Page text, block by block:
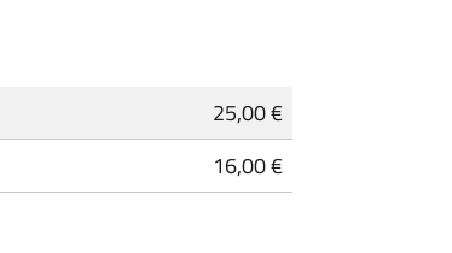
25,00 €
16,00 €